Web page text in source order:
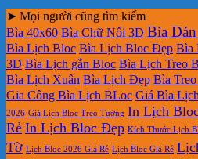
➤ Mọi người cũng tìm kiếm
Bìa 40x60 Bìa Chữ Nổi 3D Bìa
Bìa Lịch Bloc Bìa Lịch Bloc Đẹp Bìa
3D Bìa Lịch gắn Bloc Bìa Lịch Treo
Bìa Lịch Xuân Bìa Lịch Đẹp Bìa
Gia Công Bìa Lịch BLoc Giá Bìa
2026 Giá Lịch Bloc Treo Tường In Lịch
Rẻ In Lịch Bloc Đẹp Kích Thước Lịch
Tờ Lịch Bloc 2026 Giá Rẻ Lịch Bloc Giá Rẻ